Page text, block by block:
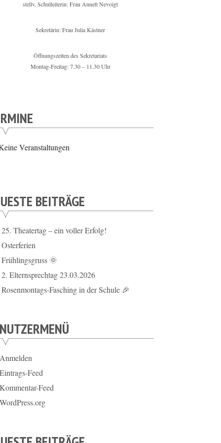
stellv. Schulleiterin: Frau Annett Nevoigt
Sekretärin: Frau Julia Kästner
Öffnungszeiten des Sekretariats
Montag-Freitag: 7.30 – 11.30 Uhr
Veranstaltungen
BEITRÄGE
25. Theatertag – ein voller Erfolg!
Osterferien
Frühlingsgruss 🌞
2. Elternsprechtag 23.03.2026
Rosenmontags-Fasching in der Schule 🎉
Feed
Feed